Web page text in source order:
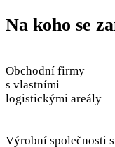
Na koho se
Obchodní firmy
s vlastními
logistickými areály
Výrobní společnosti